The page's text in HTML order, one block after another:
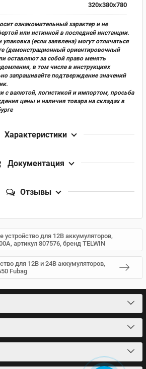
320х380х780
ознакомительный характер и не
или истинной в последней инстанции.
(если заявлена) могут отличаться
(демонстрационный ориентировочный
оставляют за собой право менять
в том числе в инструкциях
запрашивайте подтверждение значений
с валютой, логистикой и импортом, просьба
цены и наличия товара на складах в
Характеристики
Документация
Отзывы
устройство для 12В аккумуляторов,
артикул 807576, бренд TELWIN
для 12В и 24В аккумуляторов,
Fubag